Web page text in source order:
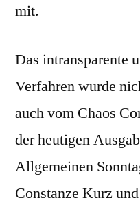
mit.
Das intransparente
Verfahren wurde
auch vom Chaos
der heutigen
Allgemeinen
Constanze Kurz